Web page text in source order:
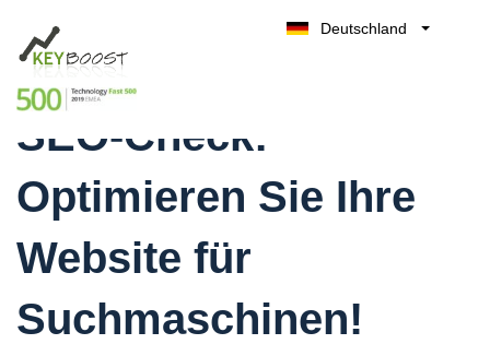
Deutschland
Der ultimative Online-
SEO-Check:
Optimieren Sie Ihre
Website für
Suchmaschinen!